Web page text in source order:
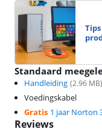
Standaard
Handleiding (2.96 MB)
Voedingskabel
Gratis 1 jaar Norton
Reviews